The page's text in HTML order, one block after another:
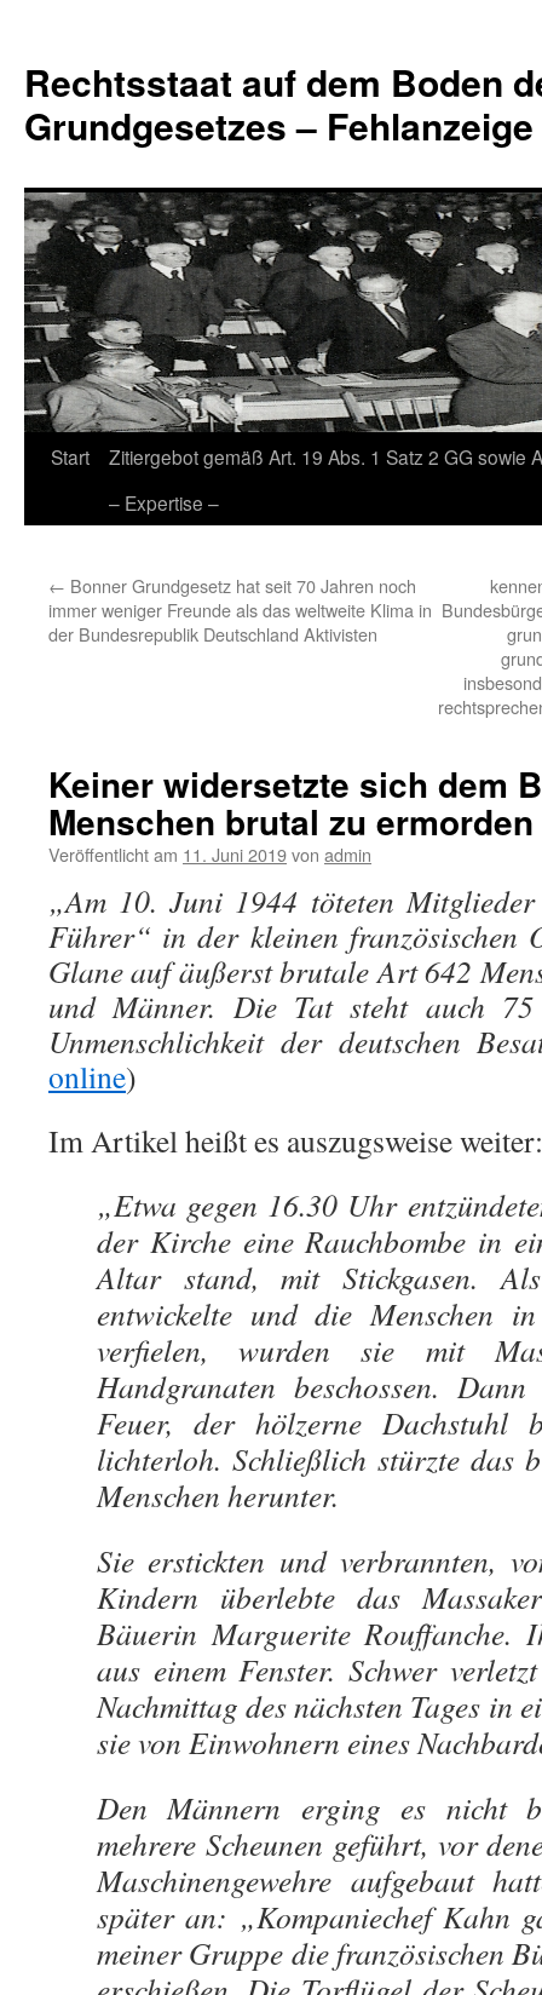
springen
Rechtsstaat auf dem Boden
Grundgesetzes –
Start
Zitiergebot gemäß Art. 19 Abs. 1 Satz 2 GG sowie
– Expertise –
← Bonner Grundgesetz hat seit 70 Jahren noch
immer weniger Freunde als das weltweite Klima in
der Bundesrepublik Deutschland Aktivisten
Keiner widersetzte sich dem
Menschen brutal zu ermorden
Veröffentlicht am 11. Juni 2019von admin
„Am 10. Juni 1944 töteten
Führer“ in der kleinen französischen
Glane auf äußerst brutale Art 642
und Männer. Die Tat steht auch
Unmenschlichkeit der deutschen
online)
Im Artikel heißt es auszugsweise weiter:
„Etwa gegen 16.30 Uhr
der Kirche eine Rauchbombe in
Altar stand, mit Stickgasen.
entwickelte und die Menschen
verfielen, wurden sie mit
Handgranaten beschossen.
Feuer, der hölzerne Dachstuhl
lichterloh. Schließlich stürzte das
Menschen herunter.
Sie erstickten und verbrannten,
Kindern überlebte das
Bäuerin Marguerite Rouffanche.
aus einem Fenster. Schwer
Nachmittag des nächsten Tages in
sie von Einwohnern eines
Den Männern erging es nicht
mehrere Scheunen geführt, vor
Maschinengewehre aufgebaut
später an: „Kompaniechef Kahn
meiner Gruppe die französischen